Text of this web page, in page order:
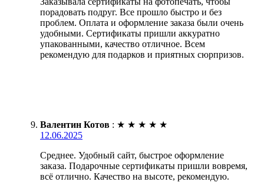
порадовать подруг. Все прошло быстро и без
проблем. Оплата и оформление заказа были очень
удобными. Сертификаты пришли аккуратно
упакованными, качество отличное. Всем
рекомендую для подарков и приятных сюрпризов.
Валентин Котов : ★ ★ ★ ★ ★
12.06.2025
Среднее. Удобный сайт, быстрое оформление
заказа. Подарочные сертификаты пришли вовремя,
всё отлично. Качество на высоте, рекомендую.